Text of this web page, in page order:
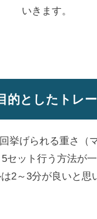
いきます。
的としたトレ
挙げられる重さ（
セット行う方法が
2～3分が良いと思